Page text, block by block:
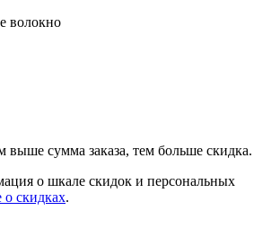
волокно
выше сумма заказа, тем больше скидка.
о шкале скидок и персональных
о скидках.